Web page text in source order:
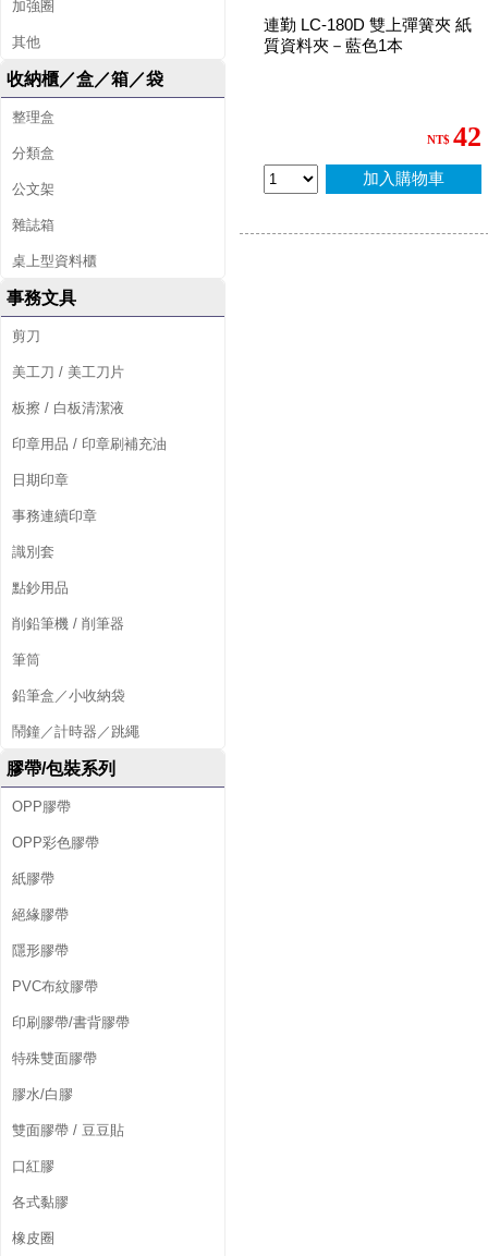
加強圈
其他
收納櫃／盒／箱／袋
整理盒
分類盒
公文架
雜誌箱
桌上型資料櫃
事務文具
剪刀
美工刀 / 美工刀片
板擦 / 白板清潔液
印章用品 / 印章刷補充油
日期印章
事務連續印章
識別套
點鈔用品
削鉛筆機 / 削筆器
筆筒
鉛筆盒／小收納袋
鬧鐘／計時器／跳繩
膠帶/包裝系列
OPP膠帶
OPP彩色膠帶
紙膠帶
絕緣膠帶
隱形膠帶
PVC布紋膠帶
印刷膠帶/書背膠帶
特殊雙面膠帶
膠水/白膠
雙面膠帶 / 豆豆貼
口紅膠
各式黏膠
橡皮圈
連勤 LC-180D 雙上彈簧夾 紙
質資料夾－藍色1本
NT$ 42
加入購物車